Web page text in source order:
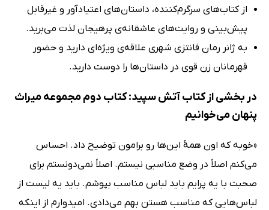
از کتاب‌های سرگرم‌کننده، داستان‌های اعتیادآور و غیرقابل
پیش‌بینی و روایت‌های عاشقانه‌ی پرهیجان لذت می‌برید.
به ژانر رمان فانتزی شهری علاقه‌ی ویژه‌ای دارید و حضور
قهرمانان زن قوی در داستان‌ها را دوست دارید.
در بخشی از کتاب آتش سپید: کتاب دوم مجموعه‌ میراث
پنهان می‌خوانیم
«خوبه که اون همۀ این‌ها رو برامون توضیح داد. احساس
می‌کنم اصلاً در وضع مناسبی نیستم. اصلاً نمی‌دونستم برای
صحبت با یه پرایم باید لباس مناسب بپوشم. باید یه لیست از
لباس‌هایی که مناسب هستن بهم می‌دادی. امیدوارم از اینکه